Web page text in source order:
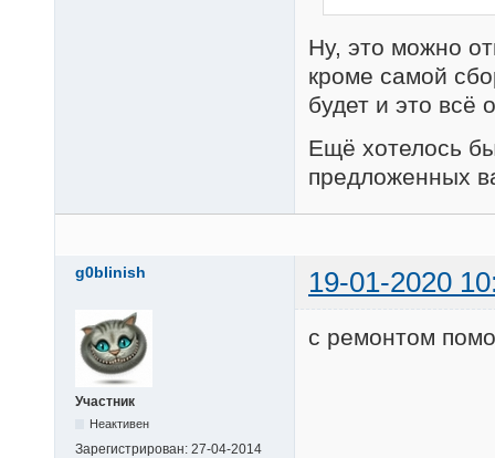
Ну, это можно
кроме самой
будет и это всё
Ещё хотелось
предложенных
g0blinish 19-01-2020
Участник
Неактивен
Зарегистрирован: 27-04-2014
с ремонтом